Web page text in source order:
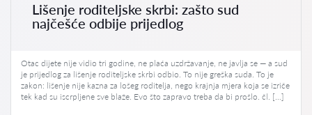
Lišenje roditeljske skrbi: zašto sud
najčešće odbije prijedlog
Otac dijete nije vidio tri godine, ne plaća uzdržavanje, ne javlja se — a sud
je prijedlog za lišenje roditeljske skrbi odbio. To nije greška suda. To je
zakon: lišenje nije kazna za lošeg roditelja, nego krajnja mjera koja se izriče
tek kad su iscrpljene sve blaže. Evo što zapravo treba da bi prošlo. čl. […]